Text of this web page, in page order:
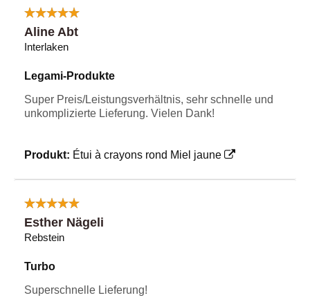
Aline Abt
Interlaken
Legami-Produkte
Super Preis/Leistungsverhältnis, sehr schnelle und
unkomplizierte Lieferung. Vielen Dank!
Produkt: Étui à crayons rond Miel jaune
Esther Nägeli
Rebstein
Turbo
Superschnelle Lieferung!